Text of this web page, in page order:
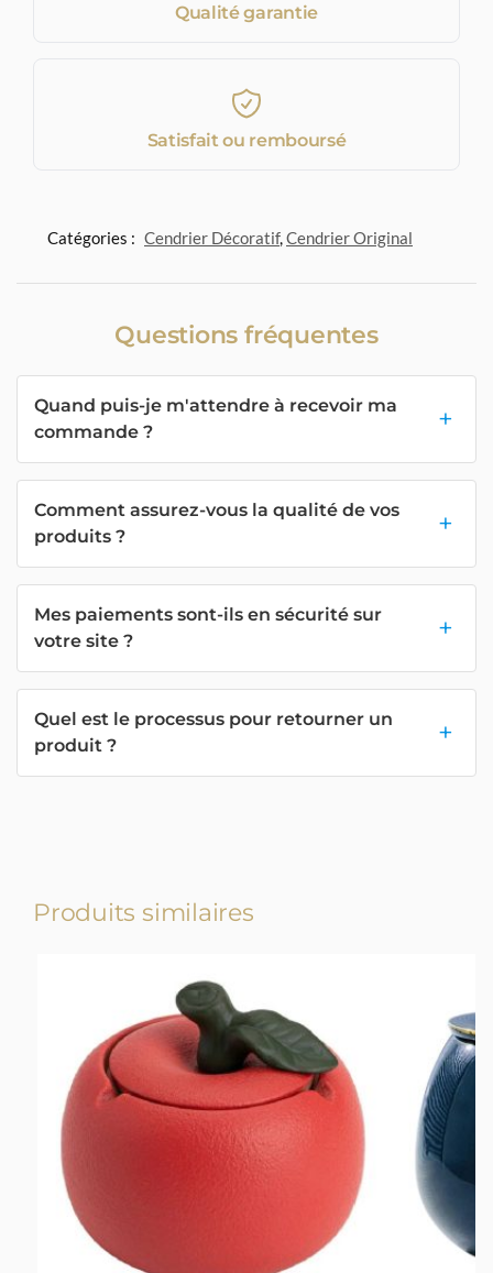
Qualité garantie
Satisfait ou remboursé
Catégories : Cendrier Décoratif,Cendrier Original
Questions fréquentes
Quand puis-je m'attendre à recevoir ma
commande ?
Comment assurez-vous la qualité de vos
produits ?
Mes paiements sont-ils en sécurité sur
votre site ?
Quel est le processus pour retourner un
produit ?
Produits similaires